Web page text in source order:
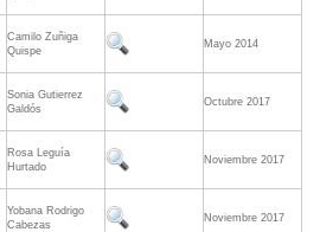
Camilo Zuñiga
Quispe
Mayo 2014
Sonia Gutierrez
Galdós
Octubre 2017
Rosa Leguía
Hurtado
Noviembre 2017
Yobana Rodrigo
Cabezas
Noviembre 2017